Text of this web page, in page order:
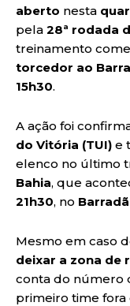
aberto nesta
pela 28ª rodada
treinamento
torcedor ao
15h30.
A ação foi
do Vitória (TUI) e
elenco no último
Bahia, que
21h30, no
Mesmo em caso
deixar a zona de
conta do número
primeiro time fora